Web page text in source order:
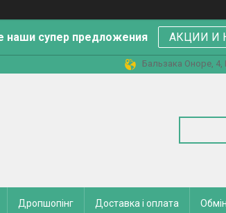
наши супер предложения АКЦИИ И
Бальзака Оноре, 4,
Дропшопінг Доставка і оплата